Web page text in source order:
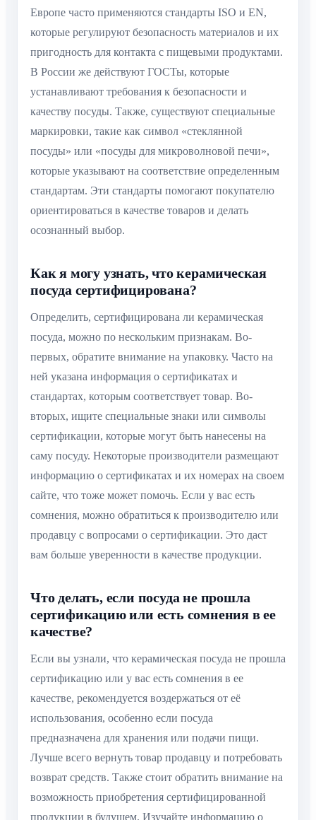
Европе часто применяются стандарты ISO и EN,
которые регулируют безопасность материалов и их
пригодность для контакта с пищевыми продуктами.
В России же действуют ГОСТы, которые
устанавливают требования к безопасности и
качеству посуды. Также, существуют специальные
маркировки, такие как символ «стеклянной
посуды» или «посуды для микроволновой печи»,
которые указывают на соответствие определенным
стандартам. Эти стандарты помогают покупателю
ориентироваться в качестве товаров и делать
осознанный выбор.
Как я могу узнать, что керамическая
посуда сертифицирована?
Определить, сертифицирована ли керамическая
посуда, можно по нескольким признакам. Во-
первых, обратите внимание на упаковку. Часто на
ней указана информация о сертификатах и
стандартах, которым соответствует товар. Во-
вторых, ищите специальные знаки или символы
сертификации, которые могут быть нанесены на
саму посуду. Некоторые производители размещают
информацию о сертификатах и их номерах на своем
сайте, что тоже может помочь. Если у вас есть
сомнения, можно обратиться к производителю или
продавцу с вопросами о сертификации. Это даст
вам больше уверенности в качестве продукции.
Что делать, если посуда не прошла
сертификацию или есть сомнения в ее
качестве?
Если вы узнали, что керамическая посуда не прошла
сертификацию или у вас есть сомнения в ее
качестве, рекомендуется воздержаться от её
использования, особенно если посуда
предназначена для хранения или подачи пищи.
Лучше всего вернуть товар продавцу и потребовать
возврат средств. Также стоит обратить внимание на
возможность приобретения сертифицированной
продукции в будущем. Изучайте информацию о